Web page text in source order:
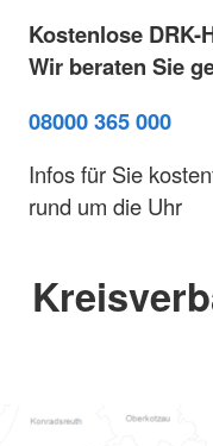
Kostenlose DRK-
Wir beraten Sie
08000 365 000
Infos für Sie
rund um die Uhr